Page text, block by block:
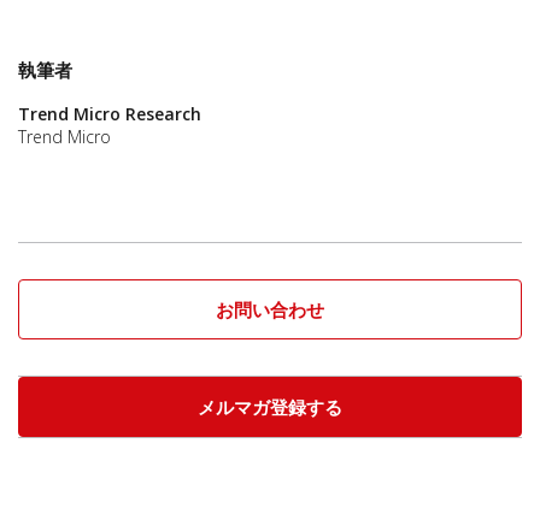
執筆者
Trend Micro Research
Trend Micro
お問い合わせ
メルマガ登録する